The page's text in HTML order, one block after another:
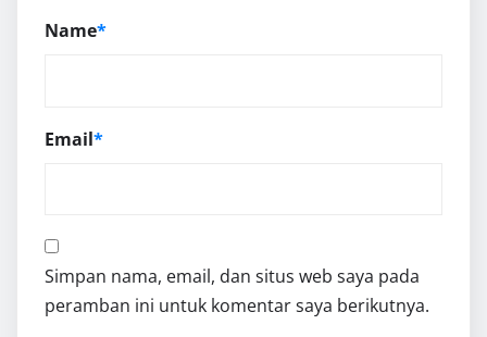
Name*
Email*
Simpan nama, email, dan situs web saya pada
peramban ini untuk komentar saya berikutnya.